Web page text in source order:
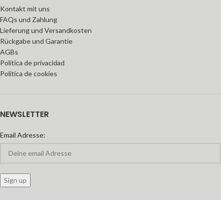
Kontakt mit uns
FAQs und Zahlung
Lieferung und Versandkosten
Rückgabe und Garantie
AGBs
Política de privacidad
Política de cookies
NEWSLETTER
Email Adresse: